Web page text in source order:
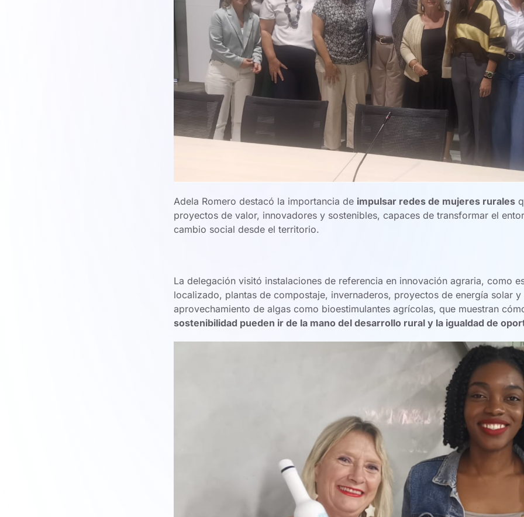
Adela Romero destacó la importancia de impulsar redes de mujeres rurales
proyectos de valor, innovadores y sostenibles, capaces de transformar el
cambio social desde el territorio.
La delegación visitó instalaciones de referencia en innovación agraria, como
localizado, plantas de compostaje, invernaderos, proyectos de energía solar
aprovechamiento de algas como bioestimulantes agrícolas, que muestran
sostenibilidad pueden ir de la mano del desarrollo rural y la igualdad de